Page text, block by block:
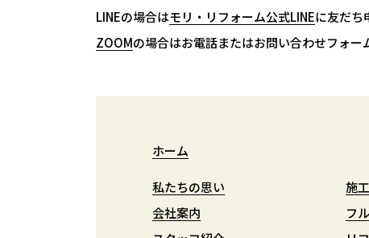
LINEの場合はモリ・リフォーム公式LINE
モリ・リフォーム公式LINEに友だち
ZOOM
ZOOMの場合はお電話またはお問い合わせフォー
ホーム
ホーム
私たちの思い
私たちの思い
会社案内
会社案内
施
施
フ
フ